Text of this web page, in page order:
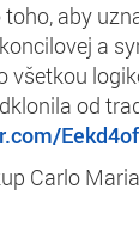
aby
a
všetkou
od
Carlo